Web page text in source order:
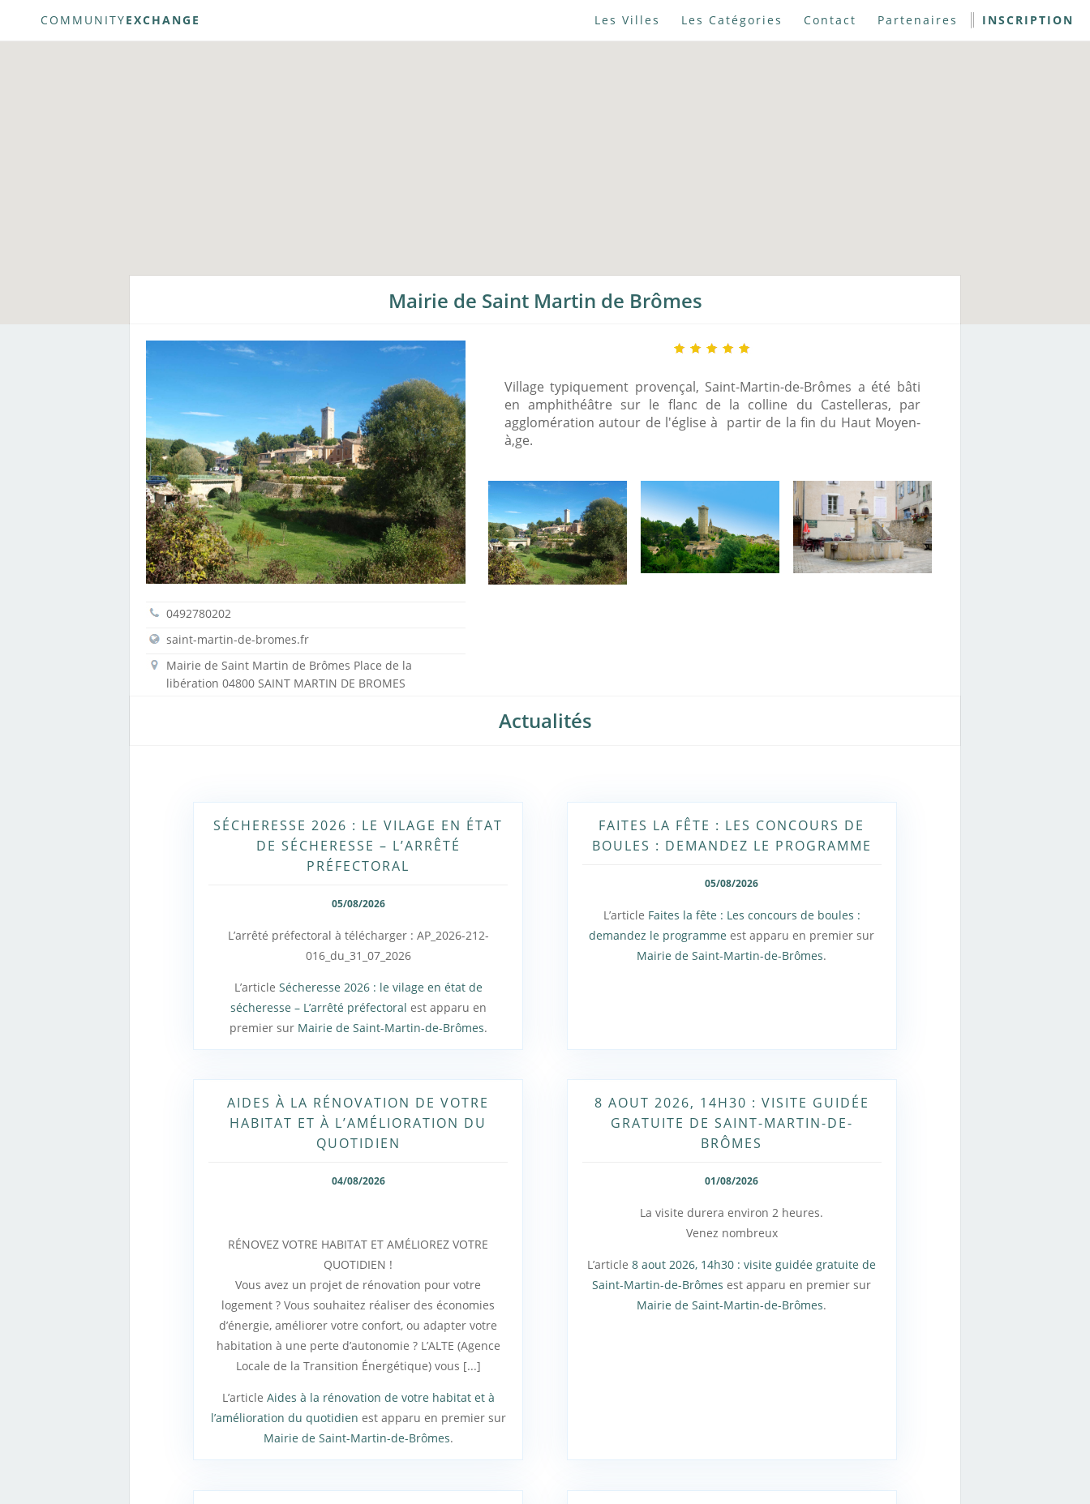
COMMUNITYEXCHANGE Les Villes Les Catégories Contact Partenaires INSCRIPTION
Mairie de Saint Martin de Brômes
0492780202
saint-martin-de-bromes.fr
Mairie de Saint Martin de Brômes Place de la
libération 04800 SAINT MARTIN DE BROMES
Village typiquement provençal, Saint-Martin-de-Brômes a été bâti
en amphithéâtre sur le flanc de la colline du Castelleras, par
agglomération autour de l'église à partir de la fin du Haut Moyen-
à‚ge.
Actualités
SÉCHERESSE 2026 : LE VILAGE EN ÉTAT
DE SÉCHERESSE – L’ARRÊTÉ
PRÉFECTORAL
05/08/2026
L’arrêté préfectoral à télécharger : AP_2026-212-
016_du_31_07_2026
L’article Sécheresse 2026 : le vilage en état de
sécheresse – L’arrêté préfectoral est apparu en
premier sur Mairie de Saint-Martin-de-Brômes.
FAITES LA FÊTE : LES CONCOURS DE
BOULES : DEMANDEZ LE PROGRAMME
05/08/2026
L’article Faites la fête : Les concours de boules :
demandez le programme est apparu en premier sur
Mairie de Saint-Martin-de-Brômes.
AIDES À LA RÉNOVATION DE VOTRE
HABITAT ET À L’AMÉLIORATION DU
QUOTIDIEN
04/08/2026
RÉNOVEZ VOTRE HABITAT ET AMÉLIOREZ VOTRE
QUOTIDIEN !
Vous avez un projet de rénovation pour votre
logement ? Vous souhaitez réaliser des économies
d’énergie, améliorer votre confort, ou adapter votre
habitation à une perte d’autonomie ? L’ALTE (Agence
Locale de la Transition Énergétique) vous [...]
L’article Aides à la rénovation de votre habitat et à
l’amélioration du quotidien est apparu en premier sur
Mairie de Saint-Martin-de-Brômes.
8 AOUT 2026, 14H30 : VISITE GUIDÉE
GRATUITE DE SAINT-MARTIN-DE-
BRÔMES
01/08/2026
La visite durera environ 2 heures.
Venez nombreux
L’article8 aout 2026, 14h30 : visite guidée gratuite de
Saint-Martin-de-Brômes est apparu en premier sur
Mairie de Saint-Martin-de-Brômes.